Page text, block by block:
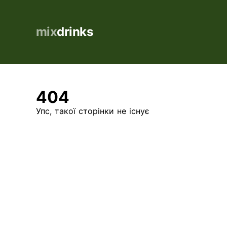
mixdrinks
404
Упс, такої сторінки не існує